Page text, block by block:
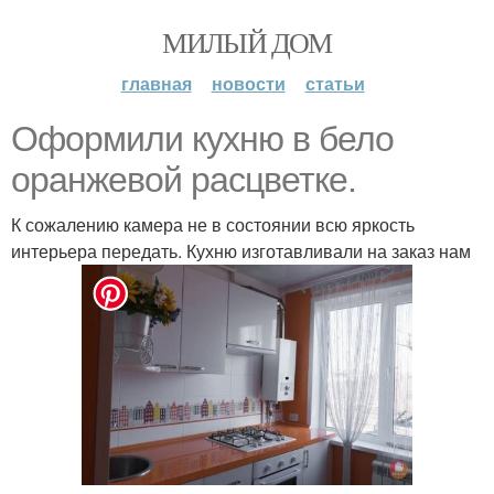
МИЛЫЙ ДОМ
главная новости статьи
Оформили кухню в бело
оранжевой расцветке.
К сожалению камера не в состоянии всю яркость
интерьера передать. Кухню изготавливали на заказ нам